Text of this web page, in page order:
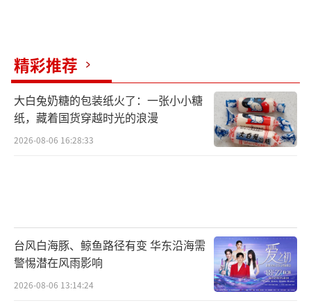
精彩推荐
大白兔奶糖的包装纸火了：一张小小糖
纸，藏着国货穿越时光的浪漫
2026-08-06 16:28:33
台风白海豚、鲸鱼路径有变 华东沿海需
警惕潜在风雨影响
2026-08-06 13:14:24